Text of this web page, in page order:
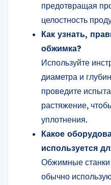
предотвращая
целостность
Как узнать,
обжимка?
Используйте
диаметра и
проведите
растяжение,
уплотнения.
Какое
используется
Обжимные станки
обычно